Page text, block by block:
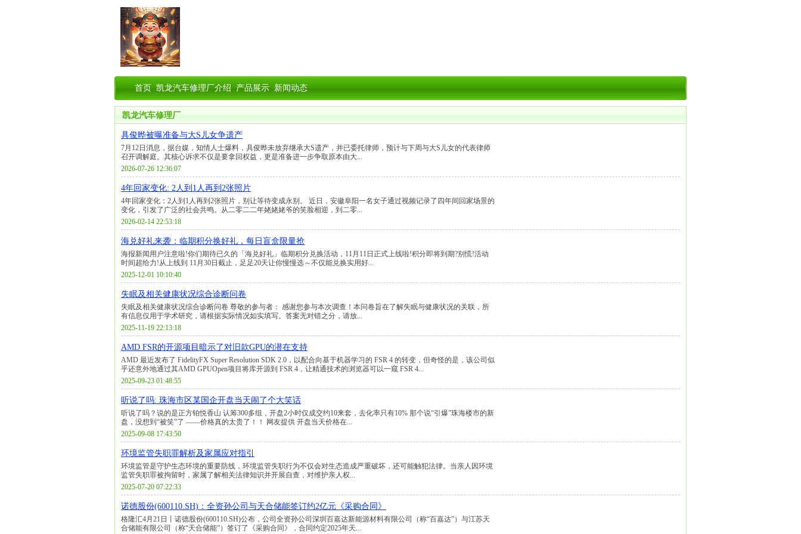
首页 凯龙汽车修理厂介绍 产品展示 新闻动态
凯龙汽车修理厂
具俊晔被曝准备与大S儿女争遗产
7月12日消息，据台媒，知情人士爆料，具俊晔未放弃继承大S遗产，并已委托律师，预计与下周与大S儿女的代表律师
召开调解庭。其核心诉求不仅是要拿回权益，更是准备进一步争取原本由大...
2026-07-26 12:36:07
4年回家变化: 2人到1人再到2张照片
4年回家变化：2人到1人再到2张照片，别让等待变成永别。 近日，安徽阜阳一名女子通过视频记录了四年间回家场景的
变化，引发了广泛的社会共鸣。从二零二二年姥姥姥爷的笑脸相迎，到二零...
2026-02-14 22:53:18
海兑好礼来袭：临期积分换好礼，每日盲盒限量抢
海报新闻用户注意啦!你们期待已久的「海兑好礼」临期积分兑换活动，11月11日正式上线啦!积分即将到期?别慌!活动
时间超给力!从上线到 11月30日截止，足足20天让你慢慢选～不仅能兑换实用好...
2025-12-01 10:10:40
失眠及相关健康状况综合诊断问卷
失眠及相关健康状况综合诊断问卷 尊敬的参与者： 感谢您参与本次调查！本问卷旨在了解失眠与健康状况的关联，所
有信息仅用于学术研究，请根据实际情况如实填写。答案无对错之分，请放...
2025-11-19 22:13:18
AMD FSR的开源项目暗示了对旧款GPU的潜在支持
AMD 最近发布了 FidelityFX Super Resolution SDK 2.0，以配合向基于机器学习的 FSR 4 的转变，但奇怪的是，该公司似
乎还意外地通过其AMD GPUOpen项目将库开源到 FSR 4，让精通技术的浏览器可以一窥 FSR 4...
2025-09-23 01:48:55
听说了吗: 珠海市区某国企开盘当天闹了个大笑话
听说了吗？说的是正方铂悦香山 认筹300多组，开盘2小时仅成交约10来套，去化率只有10% 那个说“引爆”珠海楼市的新
盘，没想到“被笑”了 ——价格真的太贵了！！ 网友提供 开盘当天价格在...
2025-09-08 17:43:50
环境监管失职罪解析及家属应对指引
环境监管是守护生态环境的重要防线，环境监管失职行为不仅会对生态造成严重破坏，还可能触犯法律。当亲人因环境
监管失职罪被拘留时，家属了解相关法律知识并开展自查，对维护亲人权...
2025-07-20 07:22:33
诺德股份(600110.SH)：全资孙公司与天合储能签订约2亿元《采购合同》
格隆汇4月21日丨诺德股份(600110.SH)公布，公司全资孙公司深圳百嘉达新能源材料有限公司（称“百嘉达”）与江苏天
合储能有限公司（称“天合储能”）签订了《采购合同》，合同约定2025年天...